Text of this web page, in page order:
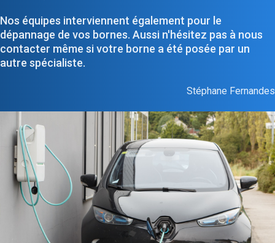
Nos équipes interviennent également pour le
dépannage de vos bornes. Aussi n'hésitez pas à nous
contacter même si votre borne a été posée par un
autre spécialiste.
Stéphane Fernandes